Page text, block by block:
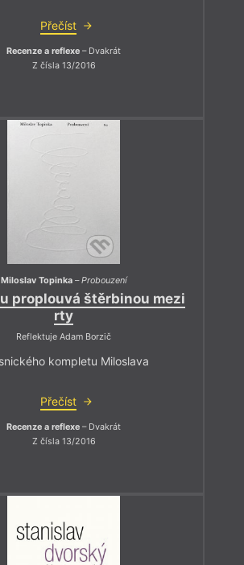
Přečíst
Recenze a reflexe – Dvakrát
Z čísla 13/2016
Miloslav Topinka–Probouzení
proplouvá štěrbinou mezi
rty
Reflektuje Adam Borzič
kompletu Miloslava
Přečíst
Recenze a reflexe – Dvakrát
Z čísla 13/2016